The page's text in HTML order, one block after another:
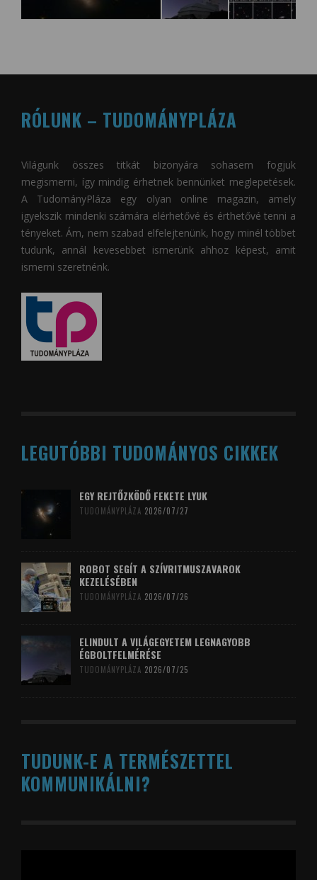
RÓLUNK – TUDOMÁNYPLÁZA
Világunk összes titkát bizonyára sohasem fogjuk
megismerni, így mindig érhetnek bennünket meglepetések.
A TudományPláza egy olyan online magazin, amely
igyekszik mindenki számára elérhetővé és érthetővé tenni a
tényeket. Ám, nem szabad elfelejtenünk, hogy minél többet
tudunk, annál kevesebbet ismerünk ahhoz képest, amit
ismerni szeretnénk.
LEGUTÓBBI TUDOMÁNYOS CIKKEK
EGY REJTŐZKÖDŐ FEKETE LYUK
TUDOMÁNYPLÁZA 2026/07/27
ROBOT SEGÍT A SZÍVRITMUSZAVAROK
KEZELÉSÉBEN
TUDOMÁNYPLÁZA 2026/07/26
ELINDULT A VILÁGEGYETEM LEGNAGYOBB
ÉGBOLTFELMÉRÉSE
TUDOMÁNYPLÁZA 2026/07/25
TUDUNK-E A TERMÉSZETTEL
KOMMUNIKÁLNI?